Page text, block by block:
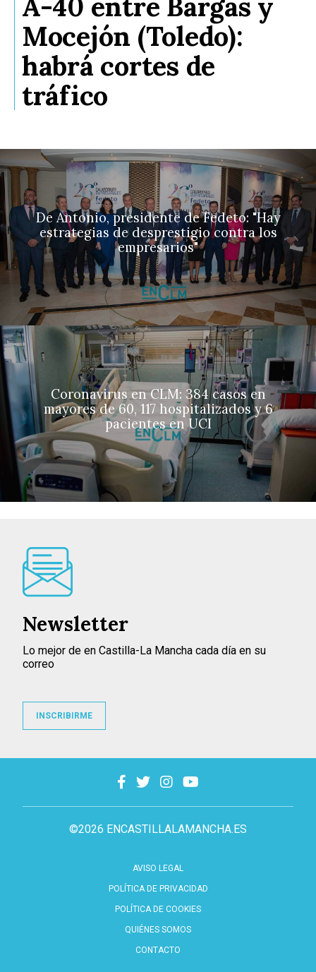
Mocejón (Toledo):
habrá cortes de
tráfico
De Antonio, presidente de Fedeto: "Hay
estrategias de desprestigio contra los
empresarios"
Coronavirus en CLM: 384 casos en
mayores de 60, 117 hospitalizados y 6
pacientes en UCI
©2026 ENCASTILLALAMANCHA.ES
AVISO LEGAL
POLÍTICA DE PRIVACIDAD
POLÍTICA DE COOKIES
QUIÉNES SOMOS
CONTACTO
Newsletter
Lo mejor de en Castilla-La Mancha cada día en su
correo
INSCRIBIRME